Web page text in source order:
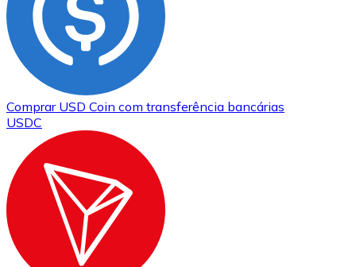
Comprar USD Coin com transferência bancárias
USDC